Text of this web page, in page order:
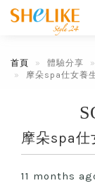
首頁 體驗分享
摩朵spa仕女養
摩朵spa仕
11 months